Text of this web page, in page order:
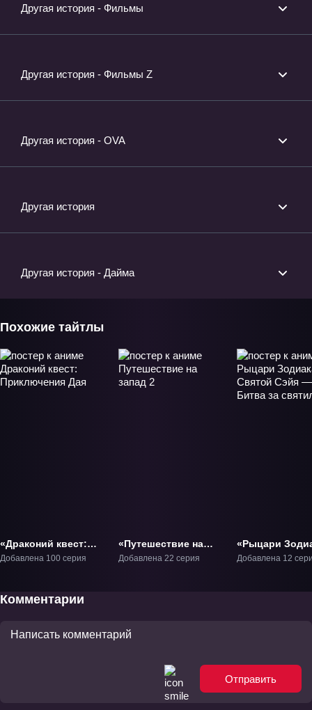
Другая история - Фильмы
Другая история - Фильмы Z
Другая история - OVA
Другая история
Другая история - Дайма
Похожие тайтлы
«Драконий квест:
Приключения Дая»
Добавлена 100 серия
«Путешествие на
запад 2» ТВ-2
Добавлена 22 серия
«Рыцари
Святой Сэйя —
Добавлена 12
Комментарии
Отправить